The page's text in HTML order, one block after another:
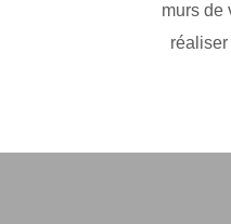
murs de